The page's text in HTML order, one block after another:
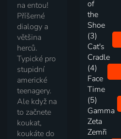
na entou!
Příšerné
dialogy a
většina
herců.
Typické pro
stupidní
americké
teenagery.
Ale když na
to začnete
koukat,
koukáte do
of
the
Shoe
(3)
Cat's
Cradle
(4)
Face
Time
(5)
Gamma
Zeta
Zemři